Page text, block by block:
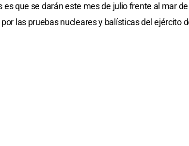
es que se darán este mes de julio frente al mar
las pruebas nucleares y balísticas del ejército